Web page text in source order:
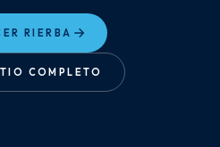
RIERBA
COMPLETO